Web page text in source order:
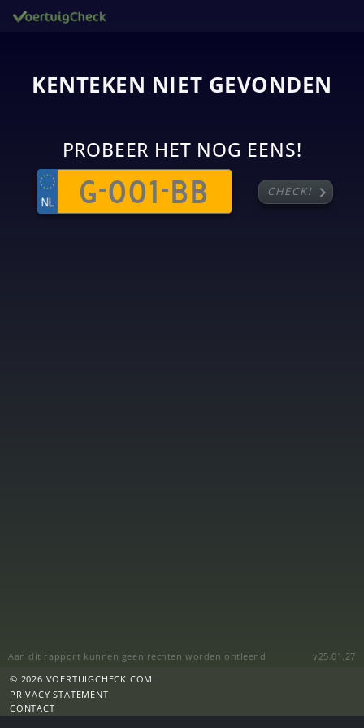
KENTEKEN NIET GEVONDEN
PROBEER HET NOG EENS!
CHECK! chevron_right
Aan dit rapport kunnen geen rechten worden ontleend
v25.01.27
© 2026 VOERTUIGCHECK.COM
PRIVACY STATEMENT
CONTACT